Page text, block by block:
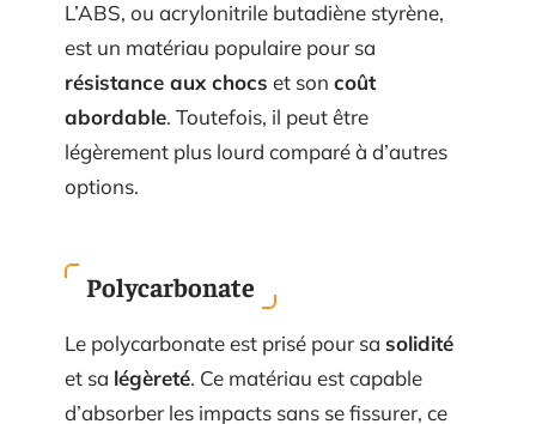
L’ABS, ou acrylonitrile butadiène styrène,
est un matériau populaire pour sa
résistance aux chocs et son coût
abordable. Toutefois, il peut être
légèrement plus lourd comparé à d’autres
options.
Polycarbonate
Le polycarbonate est prisé pour sa solidité
et sa légèreté. Ce matériau est capable
d’absorber les impacts sans se fissurer, ce